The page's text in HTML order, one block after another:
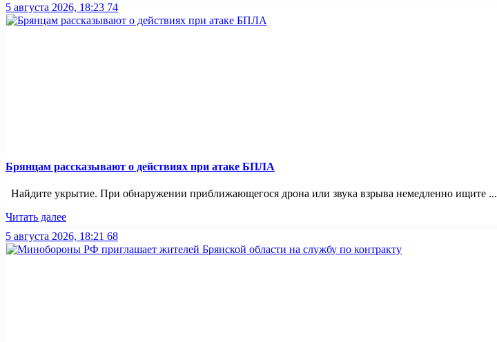
5 августа 2026, 18:23 74
Брянцам рассказывают о действиях при атаке БПЛА
Найдите укрытие. При обнаружении приближающегося дрона или звука взрыва немедленно ищите ...
Читать далее
5 августа 2026, 18:21 68